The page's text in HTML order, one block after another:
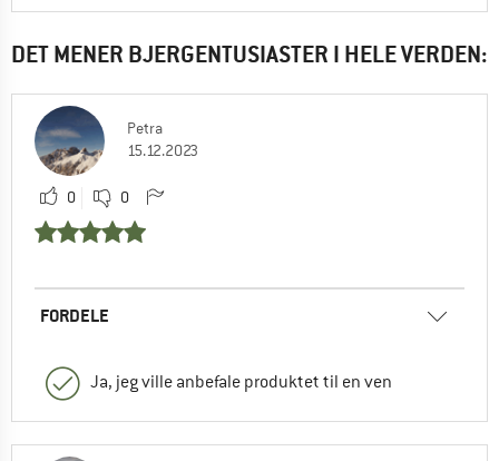
DET MENER BJERGENTUSIASTER I HELE VERDEN:
Petra
15.12.2023
0 0
FORDELE
Ja, jeg ville anbefale produktet til en ven